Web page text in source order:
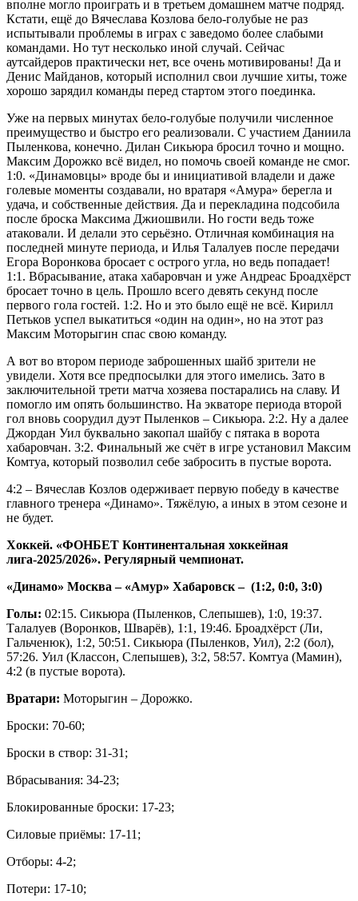
вполне могло проиграть и в третьем домашнем матче подряд.
Кстати, ещё до Вячеслава Козлова бело-голубые не раз
испытывали проблемы в играх с заведомо более слабыми
командами. Но тут несколько иной случай. Сейчас
аутсайдеров практически нет, все очень мотивированы! Да и
Денис Майданов, который исполнил свои лучшие хиты, тоже
хорошо зарядил команды перед стартом этого поединка.
Уже на первых минутах бело-голубые получили численное
преимущество и быстро его реализовали. С участием Даниила
Пыленкова, конечно. Дилан Сикьюра бросил точно и мощно.
Максим Дорожко всё видел, но помочь своей команде не смог.
1:0. «Динамовцы» вроде бы и инициативой владели и даже
голевые моменты создавали, но вратаря «Амура» берегла и
удача, и собственные действия. Да и перекладина подсобила
после броска Максима Джиошвили. Но гости ведь тоже
атаковали. И делали это серьёзно. Отличная комбинация на
последней минуте периода, и Илья Талалуев после передачи
Егора Воронкова бросает с острого угла, но ведь попадает!
1:1. Вбрасывание, атака хабаровчан и уже Андреас Броадхёрст
бросает точно в цель. Прошло всего девять секунд после
первого гола гостей. 1:2. Но и это было ещё не всё. Кирилл
Петьков успел выкатиться «один на один», но на этот раз
Максим Моторыгин спас свою команду.
А вот во втором периоде заброшенных шайб зрители не
увидели. Хотя все предпосылки для этого имелись. Зато в
заключительной трети матча хозяева постарались на славу. И
помогло им опять большинство. На экваторе периода второй
гол вновь соорудил дуэт Пыленков – Сикьюра. 2:2. Ну а далее
Джордан Уил буквально закопал шайбу с пятака в ворота
хабаровчан. 3:2. Финальный же счёт в игре установил Максим
Комтуа, который позволил себе забросить в пустые ворота.
4:2 – Вячеслав Козлов одерживает первую победу в качестве
главного тренера «Динамо». Тяжёлую, а иных в этом сезоне и
не будет.
Хоккей. «ФОНБЕТ Континентальная хоккейная
лига-2025/2026». Регулярный чемпионат.
«Динамо» Москва – «Амур» Хабаровск – (1:2, 0:0, 3:0)
Голы: 02:15. Сикьюра (Пыленков, Слепышев), 1:0, 19:37.
Талалуев (Воронков, Шварёв), 1:1, 19:46. Броадхёрст (Ли,
Гальченюк), 1:2, 50:51. Сикьюра (Пыленков, Уил), 2:2 (бол),
57:26. Уил (Классон, Слепышев), 3:2, 58:57. Комтуа (Мамин),
4:2 (в пустые ворота).
Вратари: Моторыгин – Дорожко.
Броски: 70-60;
Броски в створ: 31-31;
Вбрасывания: 34-23;
Блокированные броски: 17-23;
Силовые приёмы: 17-11;
Отборы: 4-2;
Потери: 17-10;